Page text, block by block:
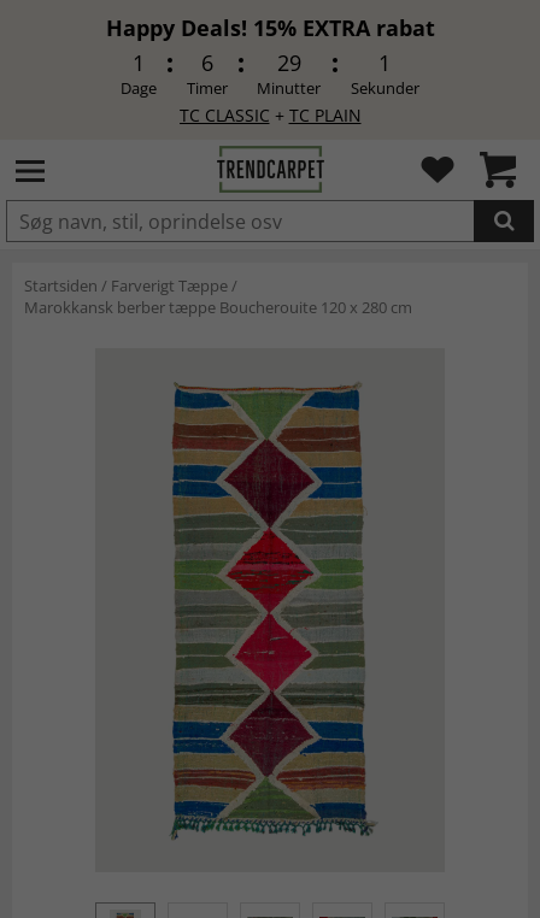
Happy Deals! 15% EXTRA rabat
1
Dage
6
Timer
29
Minutter
0
Sekunder
TC CLASSIC + TC PLAIN
LAGT I INDKØBSKURVEN.
Startsiden / Farverigt Tæppe/
Marokkansk berber tæppe Boucherouite 120 x 280 cm